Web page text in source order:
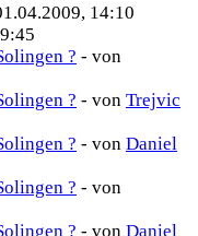
14:10
? - von
? - von Trejvic
? - von Daniel
? - von
? - von Daniel